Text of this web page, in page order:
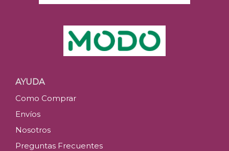
AYUDA
Como Comprar
Envíos
Nosotros
Preguntas Frecuentes